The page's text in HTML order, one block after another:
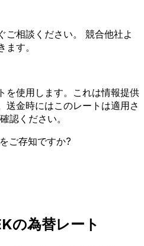
ご相談ください。 競合他社よ
す。
を使用します。これは情報提供
送金時にはこのレートは適用さ
認ください。
ご存知ですか?
の為替レート